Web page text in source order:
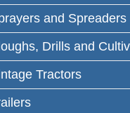
and Spreaders
Drills and
Tractors